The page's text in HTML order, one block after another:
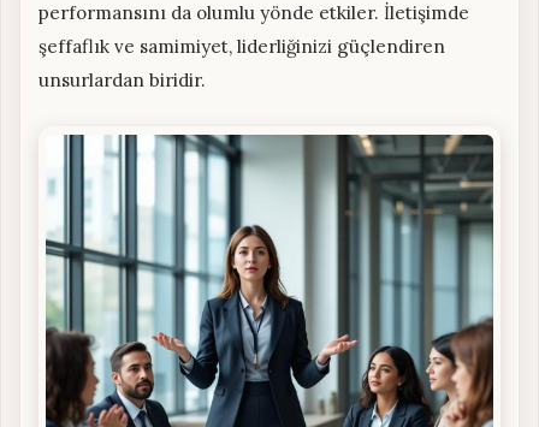
performansını da olumlu yönde etkiler. İletişimde
şeffaflık ve samimiyet, liderliğinizi güçlendiren
unsurlardan biridir.